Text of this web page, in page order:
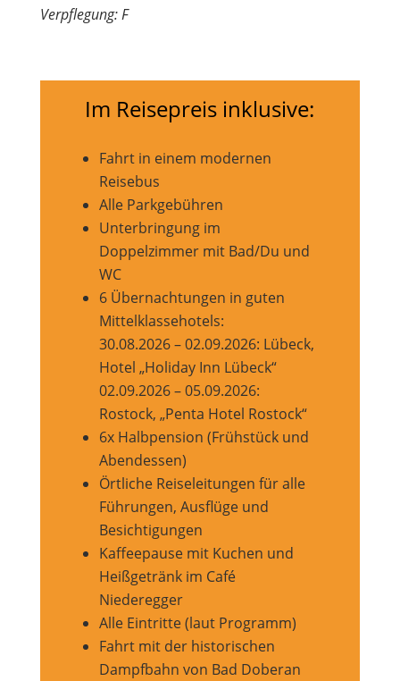
Verpflegung: F
Im Reisepreis inklusive:
Fahrt in einem modernen
Reisebus
Alle Parkgebühren
Unterbringung im
Doppelzimmer mit Bad/Du und
WC
6 Übernachtungen in guten
Mittelklassehotels:
30.08.2026 – 02.09.2026: Lübeck,
Hotel „Holiday Inn Lübeck“
02.09.2026 – 05.09.2026:
Rostock, „Penta Hotel Rostock“
6x Halbpension (Frühstück und
Abendessen)
Örtliche Reiseleitungen für alle
Führungen, Ausflüge und
Besichtigungen
Kaffeepause mit Kuchen und
Heißgetränk im Café
Niederegger
Alle Eintritte (laut Programm)
Fahrt mit der historischen
Dampfbahn von Bad Doberan